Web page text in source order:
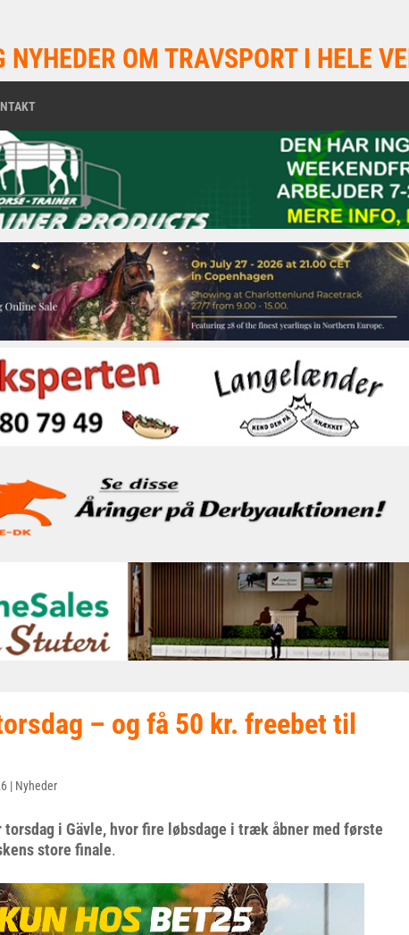
OM TRAVSPORT I HELE
– og få 50 kr. freebet til
| Nyheder
torsdag i Gävle, hvor fire løbsdage i træk åbner med første
store finale.